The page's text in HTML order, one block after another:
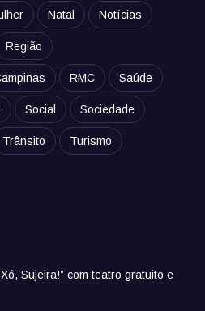
Natal Notícias
Região
RMC Saúde
Social Sociedade
Trânsito Turismo
Sujeira!” com teatro gratuito e